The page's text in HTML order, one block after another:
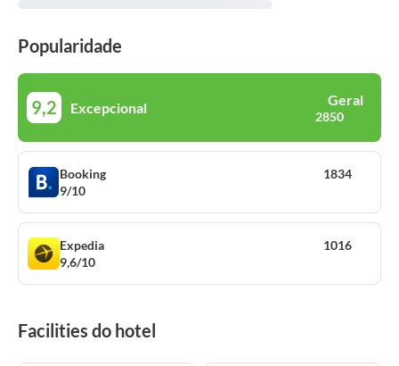
Popularidade
9,2 Excepcional Geral
2850
Booking
9/10
1834
Expedia
9,6/10
1016
Facilities do hotel